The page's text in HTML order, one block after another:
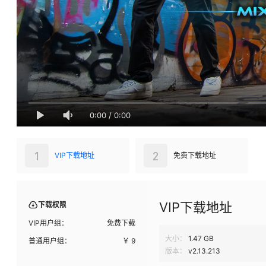
0:00 / 0:00
VIP下载地址
1 免费下载地址
2
下载权限
VIP用户组：
免费下载
普通用户组：
￥ 9
VIP下载地址
大小：
1.47 GB
版本：
v2.13.213